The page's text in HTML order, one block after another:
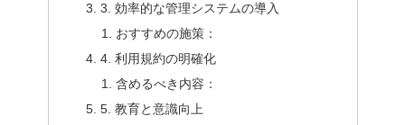
3. 効率的な管理システムの導入
おすすめの施策：
4. 利用規約の明確化
含めるべき内容：
5. 教育と意識向上